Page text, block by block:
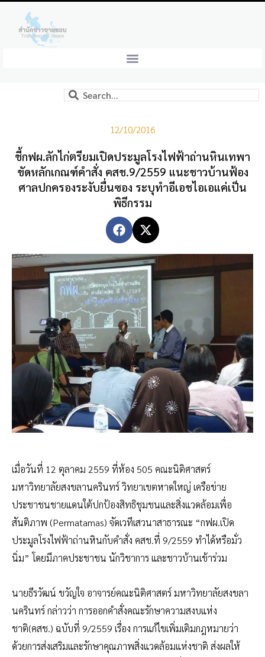
12/10/2016
ชี้กฟผ.ลักไก่ตรียมเปิดประมูลโรงไฟฟ้าถ่านหินเทพา
ขัดหลักเกณฑ์คำสั่ง คสช.9/2559 แนะชาวบ้านฟ้อง
ศาลปกครองระงับยื่นซอง ระบุทำอีเอชไอเอแค่เป็น
พิธีกรรม
เมื่อวันที่ 12 ตุลาคม 2559 ที่ห้อง 505 คณะนิติศาสตร์
มหาวิทยาลัยสงขลานครินทร์ วิทยาเขตหาดใหญ่ เครือข่าย
ประชาชนชายแดนใต้ปกป้องสิทธิชุมชนและสิ่งแวดล้อมเพื่อ
สันติภาพ (Permatamas) จัดเวทีเสวนาสาธารณะ “กฟผ.เปิด
ประมูลโรงไฟฟ้าถ่านหินกับคำสั่ง คสช.ที่ 9/2559 ทำได้หรือมั่ว
นิ่ม” โดยมีภาคประชาชน นักวิชาการ และชาวบ้านเข้าร่วม
นายธีรวัฒน์ ขวัญใจ อาจารย์คณะนิติศาสตร์ มหาวิทยาลัยสงขลา
นครินทร์ กล่าวว่า การออกคำสั่งคณะรักษาความสงบแห่ง
ชาติ(คสช.) ฉบับที่ 9/2559 เรื่อง การแก้ไขเพิ่มเติมกฎหมายว่า
ด้วยการส่งเสริมและรักษาคุณภาพสิ่งแวดล้อมแห่งชาติ ส่งผลให้